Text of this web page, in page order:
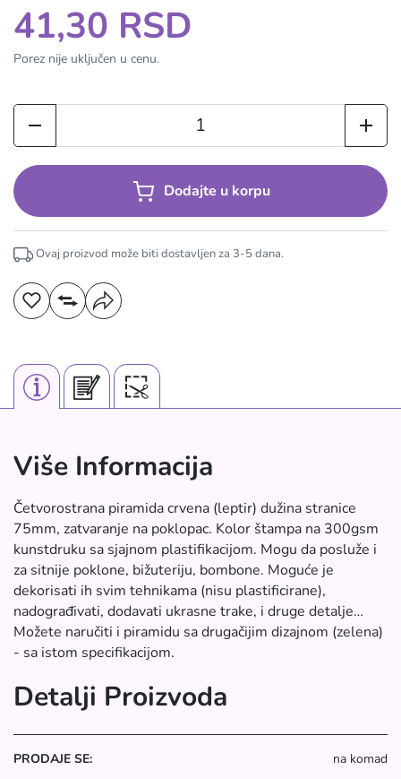
41,30 RSD
Porez nije uključen u cenu.
Dodajte u korpu
Ovaj proizvod može biti dostavljen za 3-5dana.
Više Informacija
Četvorostrana piramida crvena (leptir) dužina stranice
75mm, zatvaranje na poklopac. Kolor štampa na 300gsm
kunstdruku sa sjajnom plastifikacijom. Mogu da posluže i
za sitnije poklone, bižuteriju, bombone. Moguće je
dekorisati ih svim tehnikama (nisu plastificirane),
nadograđivati, dodavati ukrasne trake, i druge detalje…
Možete naručiti i piramidu sa drugačijim dizajnom (zelena)
- sa istom specifikacijom.
Detalji Proizvoda
PRODAJE SE: na komad